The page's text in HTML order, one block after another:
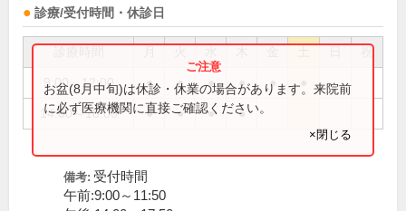
診療/受付時間・休診日
祝
9:00～12:00 ● ● ● ● ●
14:00～18:00 ● ● ● ●
お盆(8月中旬)は休診・休業の場合があります。来院前
に必ず医療機関に直接ご確認ください。
×閉じる
備考: 受付時間
午前:9:00～11:50